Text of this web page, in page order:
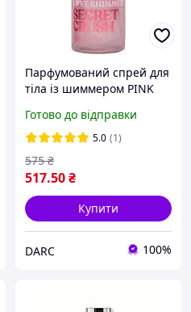
Парфумований спрей для
тіла із шиммером PINK
Crush 250 мл
Готово до відправки
5.0 (1)
517.50₴
575 ₴
Купити
DARC 100%